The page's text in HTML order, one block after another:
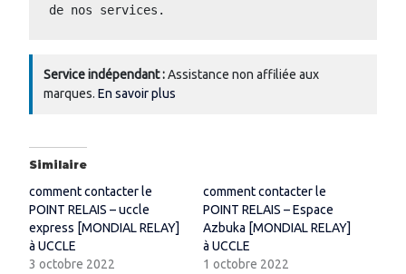
de nos services.
Service indépendant :Assistance non affiliée aux
marques. En savoir plus
Similaire
comment contacter le
POINT RELAIS – uccle
express [MONDIAL RELAY]
à UCCLE
3 octobre 2022
comment contacter le
POINT RELAIS – Espace
Azbuka [MONDIAL RELAY]
à UCCLE
1 octobre 2022